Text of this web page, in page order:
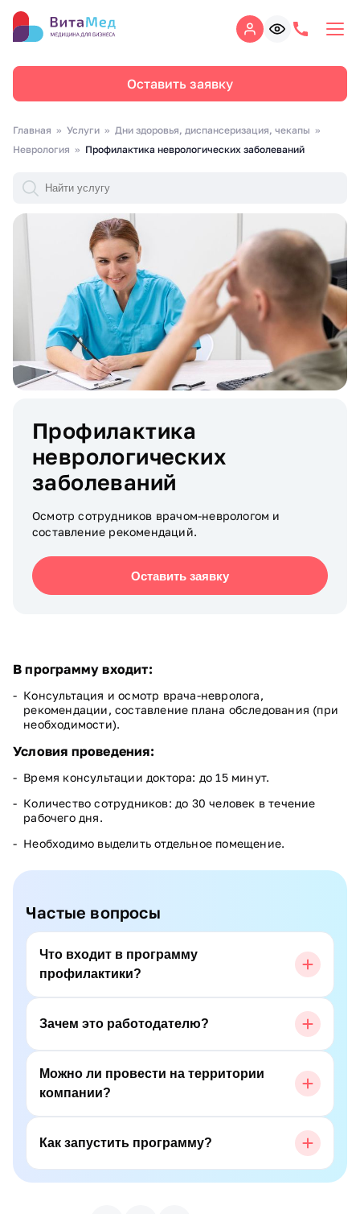
Оставить заявку
Главная Услуги
Дни здоровья, диспансеризация, чекапы
Неврология
Профилактика неврологических заболеваний
Профилактика
неврологических
заболеваний
Осмотр сотрудников врачом-неврологом и
составление рекомендаций.
Оставить заявку
В программу входит:
Консультация и осмотр врача-невролога,
рекомендации, составление плана обследования (при
необходимости).
Условия проведения:
Время консультации доктора: до 15 минут.
Количество сотрудников: до 30 человек в течение
рабочего дня.
Необходимо выделить отдельное помещение.
Частые вопросы
Что входит в программу
профилактики?
Зачем это работодателю?
Можно ли провести на территории
компании?
Как запустить программу?